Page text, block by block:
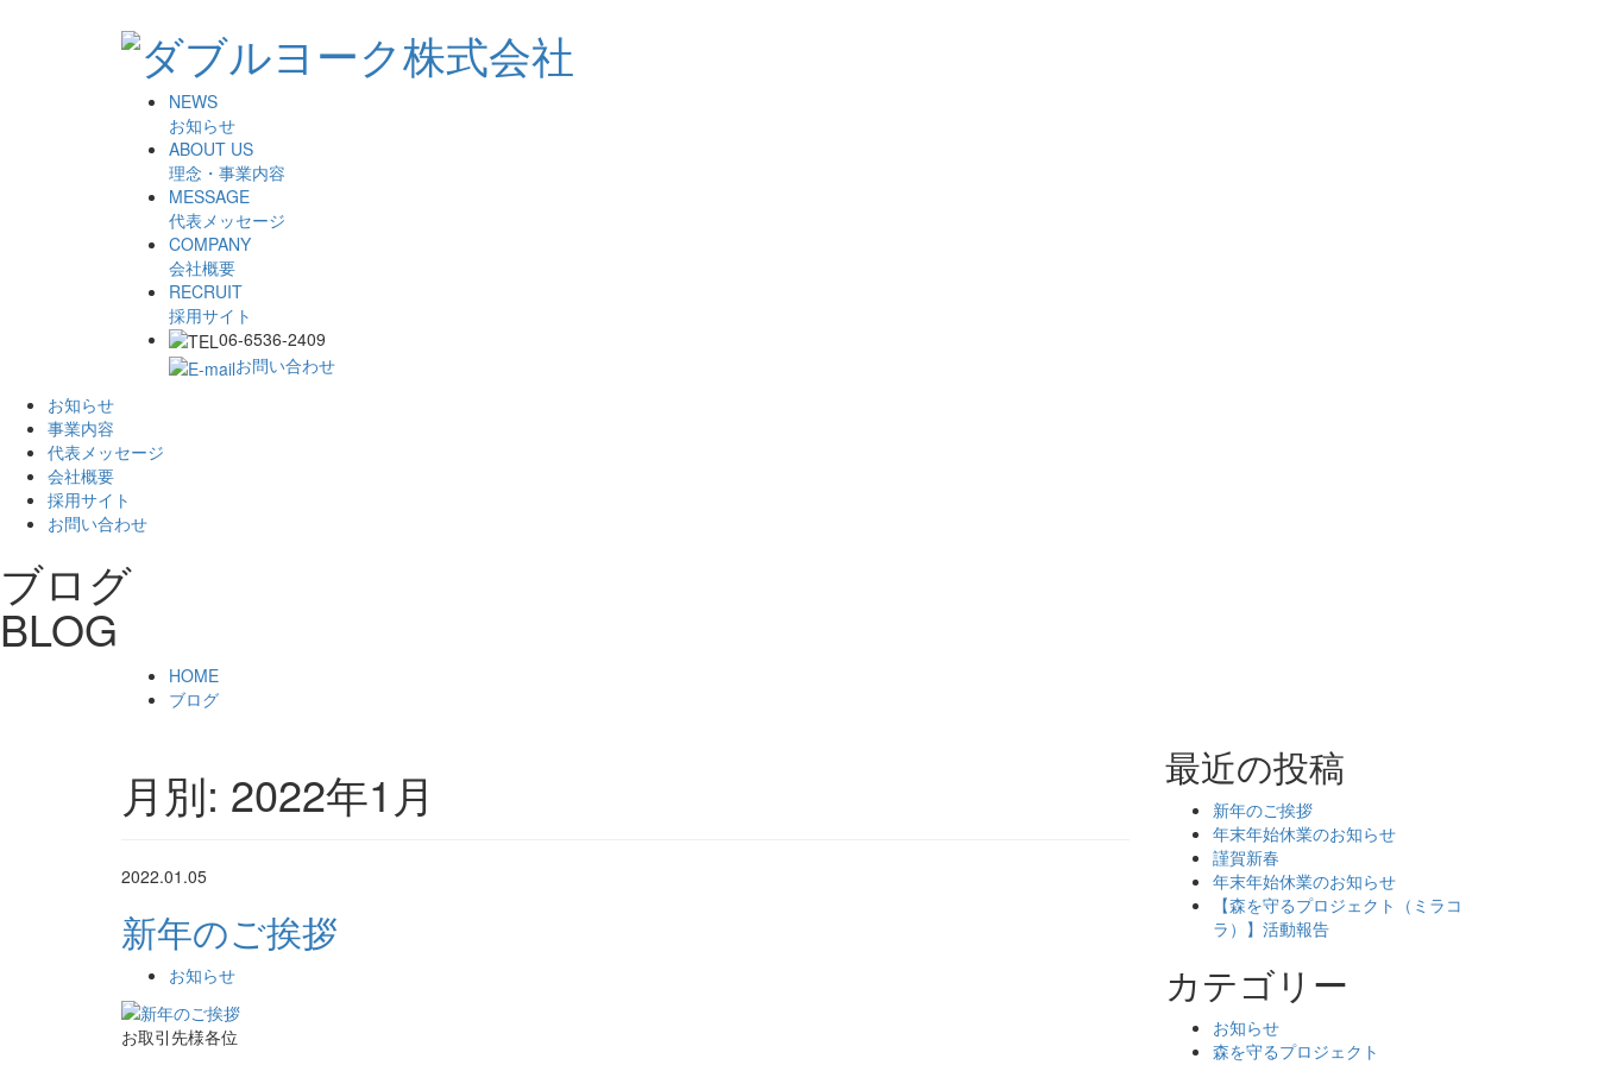
NEWS
お知らせ
ABOUT US
理念・事業内容
MESSAGE
代表メッセージ
COMPANY
会社概要
RECRUIT
採用サイト
06-6536-2409
お問い合わせ
お知らせ
事業内容
代表メッセージ
会社概要
採用サイト
お問い合わせ
ブログ
BLOG
HOME
ブログ
月別: 2022年1月
2022.01.05
新年のご挨拶
お知らせ
お取引先様各位
最近の投稿
新年のご挨拶
年末年始休業のお知らせ
謹賀新春
年末年始休業のお知らせ
【森を守るプロジェクト（ミラコ
ラ）】活動報告
カテゴリー
お知らせ
森を守るプロジェクト